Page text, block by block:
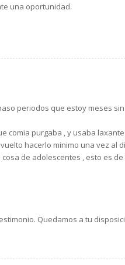
una oportunidad.
periodos que estoy meses
comia purgaba , y usaba
hacerlo minimo una vez al
de adolescentes , esto es
Quedamos a tu